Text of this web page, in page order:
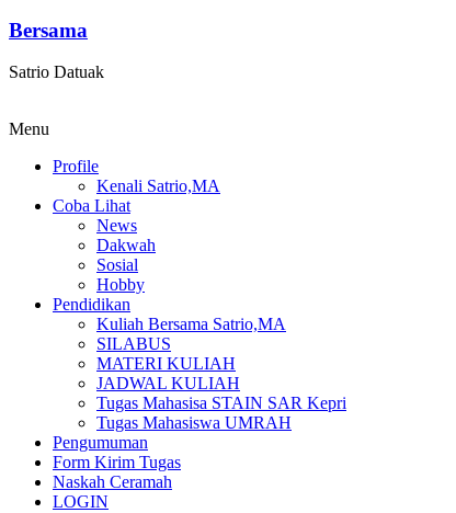
Bersama
Satrio Datuak
Menu
Profile
Kenali Satrio,MA
Coba Lihat
News
Dakwah
Sosial
Hobby
Pendidikan
Kuliah Bersama Satrio,MA
SILABUS
MATERI KULIAH
JADWAL KULIAH
Tugas Mahasisa STAIN SAR Kepri
Tugas Mahasiswa UMRAH
Pengumuman
Form Kirim Tugas
Naskah Ceramah
LOGIN